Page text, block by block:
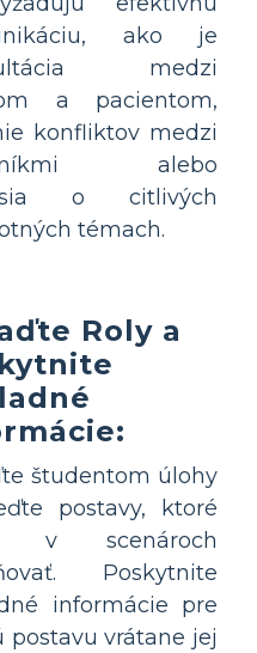
ako je
medzi
a pacientom,
konfliktov medzi
alebo
o citlivých
témach.
Roly a
študentom úlohy
postavy, ktoré
v scenároch
Poskytnite
informácie pre
postavu vrátane jej